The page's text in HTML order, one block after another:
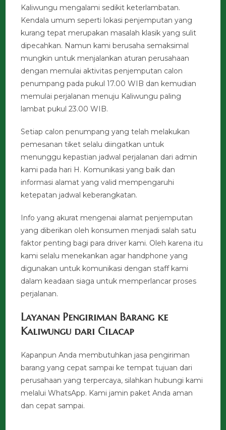
Kaliwungu mengalami sedikit keterlambatan.
Kendala umum seperti lokasi penjemputan yang
kurang tepat merupakan masalah klasik yang sulit
dipecahkan. Namun kami berusaha semaksimal
mungkin untuk menjalankan aturan perusahaan
dengan memulai aktivitas penjemputan calon
penumpang pada pukul 17.00 WIB dan kemudian
memulai perjalanan menuju Kaliwungu paling
lambat pukul 23.00 WIB.
Setiap calon penumpang yang telah melakukan
pemesanan tiket selalu diingatkan untuk
menunggu kepastian jadwal perjalanan dari admin
kami pada hari H. Komunikasi yang baik dan
informasi alamat yang valid mempengaruhi
ketepatan jadwal keberangkatan.
Info yang akurat mengenai alamat penjemputan
yang diberikan oleh konsumen menjadi salah satu
faktor penting bagi para driver kami. Oleh karena itu
kami selalu menekankan agar handphone yang
digunakan untuk komunikasi dengan staff kami
dalam keadaan siaga untuk memperlancar proses
perjalanan.
Layanan Pengiriman Barang ke
Kaliwungu dari Cilacap
Kapanpun Anda membutuhkan jasa pengiriman
barang yang cepat sampai ke tempat tujuan dari
perusahaan yang terpercaya, silahkan hubungi kami
melalui WhatsApp. Kami jamin paket Anda aman
dan cepat sampai.